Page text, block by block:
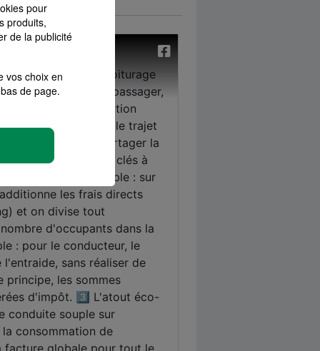
pour
produits,
de la publicité
vos choix en
de page.